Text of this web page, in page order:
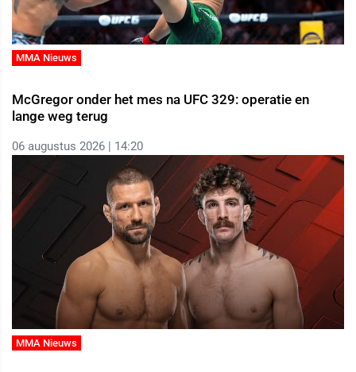
MMA Nieuws
McGregor onder het mes na UFC 329: operatie en
lange weg terug
06 augustus 2026 | 14:20
MMA Nieuws